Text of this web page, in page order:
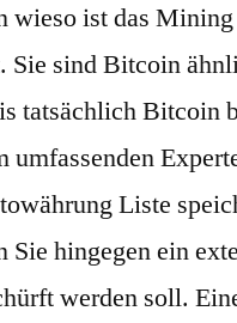
wieso ist das
Sie sind Bitcoin
tatsächlich Bitcoin
Liste
hingegen ein
werden soll.